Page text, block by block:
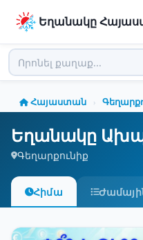
Եղանակը
Հայաստան ›
Եղանակը
Գեղարքունիք
Հիմա